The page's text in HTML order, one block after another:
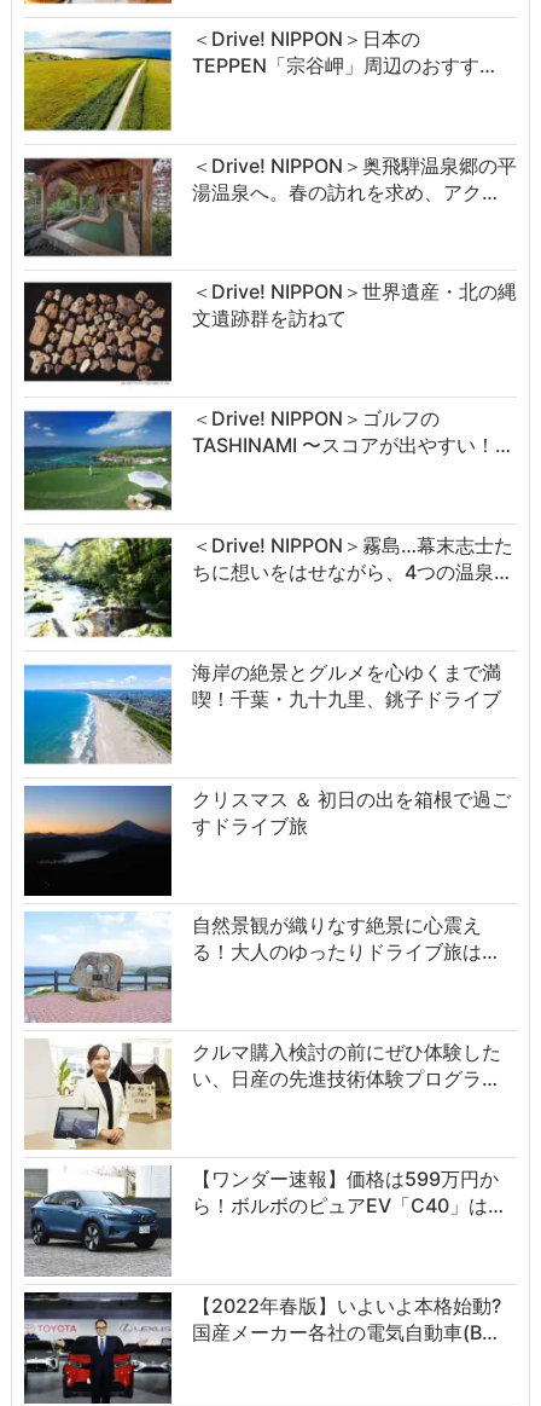
＜Drive! NIPPON＞日本の
TEPPEN「宗谷岬」周辺のおすす…
＜Drive! NIPPON＞奥飛騨温泉郷の平
湯温泉へ。春の訪れを求め、アク…
＜Drive! NIPPON＞世界遺産・北の縄
文遺跡群を訪ねて
＜Drive! NIPPON＞ゴルフの
TASHINAMI 〜スコアが出やすい！…
＜Drive! NIPPON＞霧島…幕末志士た
ちに想いをはせながら、4つの温泉…
海岸の絶景とグルメを心ゆくまで満
喫！千葉・九十九里、銚子ドライブ
クリスマス ＆ 初日の出を箱根で過ご
すドライブ旅
自然景観が織りなす絶景に心震え
る！大人のゆったりドライブ旅は…
クルマ購入検討の前にぜひ体験した
い、日産の先進技術体験プログラ…
【ワンダー速報】価格は599万円か
ら！ボルボのピュアEV「C40」は…
【2022年春版】いよいよ本格始動?
国産メーカー各社の電気自動車(B…